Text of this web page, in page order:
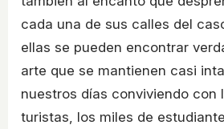
cada una de sus calles del
ellas se pueden encontrar
arte que se mantienen casi
nuestros días conviviendo con
turistas, los miles de